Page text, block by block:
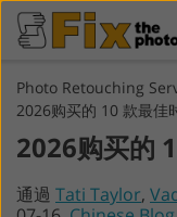
Photo Retouching
2026购买的 10 款最佳
2026购买的
通過 Tati Taylor,